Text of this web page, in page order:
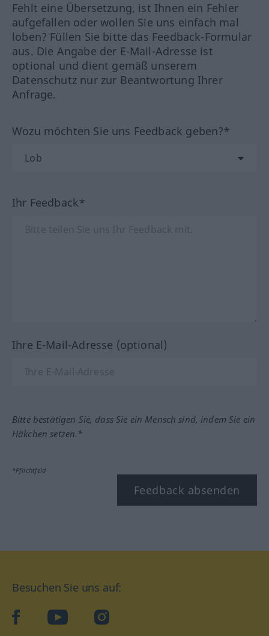
Fehlt eine Übersetzung, ist Ihnen ein Fehler
aufgefallen oder wollen Sie uns einfach mal
loben? Füllen Sie bitte das Feedback-Formular
aus. Die Angabe der E-Mail-Adresse ist
optional und dient gemäß unserem
Datenschutz nur zur Beantwortung Ihrer
Anfrage.
Wozu möchten Sie uns Feedback geben?*
Ihr Feedback*
Ihre E-Mail-Adresse (optional)
Bitte bestätigen Sie, dass Sie ein Mensch sind, indem Sie ein
Häkchen setzen.*
*Pflichtfeld
Feedback absenden
Besuchen Sie uns auf:
facebookYouTube Instagram